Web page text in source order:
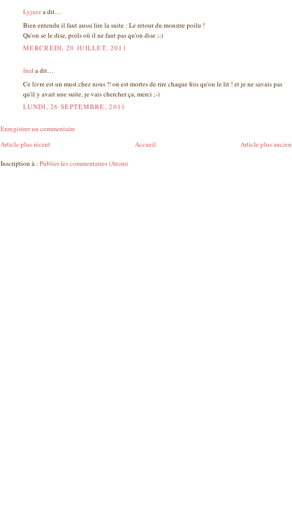
Lyjazza dit…
Bien entendu il faut aussi lire la suite : Le retour du monstre poilu !
Qu'on se le dise, poils où il ne faut pas qu'on dise ;-)
MERCREDI, 20 JUILLET, 2011
fred a dit…
Ce livre est un must chez nous !! on est mortes de rire chaque fois qu'on le lit ! et je ne savais pas
qu'il y avait une suite, je vais chercher ça, merci ;-)
LUNDI, 26 SEPTEMBRE, 2011
Enregistrer un commentaire
Article plus récent
Article plus ancien
Accueil
Inscription à : Publier les commentaires (Atom)